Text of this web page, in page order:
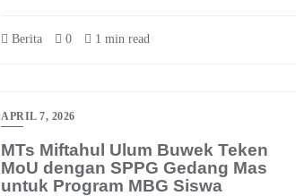
Berita 0 1 min read
APRIL 7, 2026
MTs Miftahul Ulum Buwek Teken
MoU dengan SPPG Gedang Mas
untuk Program MBG Siswa